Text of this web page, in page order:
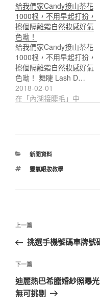
給我們家Candy接山茶花
1000根，不用早起打扮，
擦個隔離霜自然妝感好氣
色呦！
給我們家Candy接山茶花
1000根，不用早起打扮，
擦個隔離霜自然妝感好氣
色呦！ 舞睫 Lash D…
2018-02-01
在「內湖接睫毛」中
分
新聞資料
標
靈氣眼妝教學
文
導
覽
上
一
文
章
上一篇
挑選手機號碼車牌號
下
一
篇
下一篇
迪麗熱巴希臘婚紗照曝
無可挑剔